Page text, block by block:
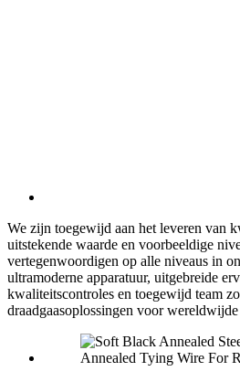
We zijn toegewijd aan het leveren van
uitstekende waarde en voorbeeldige
vertegenwoordigen op alle niveaus in
ultramoderne apparatuur, uitgebreide
kwaliteitscontroles en toegewijd team
draadgaasoplossingen voor wereldwijde